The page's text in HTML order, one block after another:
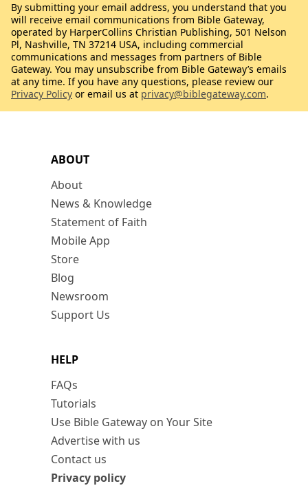
ABOUT
About
News & Knowledge
Statement of Faith
Mobile App
Store
Blog
Newsroom
Support Us
HELP
FAQs
Tutorials
Use Bible Gateway on Your Site
Advertise with us
Contact us
Privacy policy
By submitting your email address, you understand that you
will receive email communications from Bible Gateway,
operated by HarperCollins Christian Publishing, 501 Nelson
Pl, Nashville, TN 37214 USA, including commercial
communications and messages from partners of Bible
Gateway. You may unsubscribe from Bible Gateway’s emails
at any time. If you have any questions, please review our
Privacy Policy or email us at privacy@biblegateway.com.